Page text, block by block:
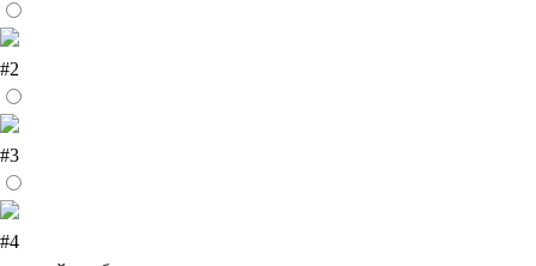
#2
#3
#4